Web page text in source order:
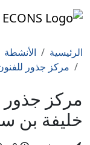
الرئيسية
الأنشطة
مركز جذور
مركز جذور
خليفة بن